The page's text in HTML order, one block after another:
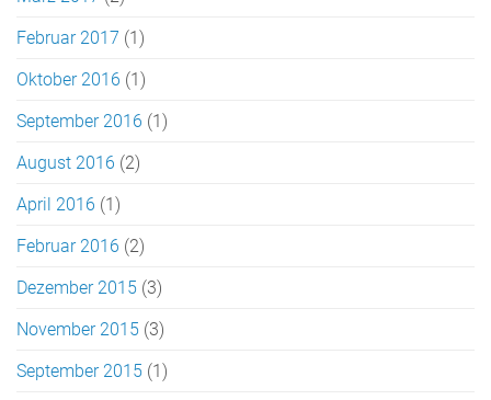
Februar 2017 (1)
Oktober 2016 (1)
September 2016 (1)
August 2016 (2)
April 2016 (1)
Februar 2016 (2)
Dezember 2015 (3)
November 2015 (3)
September 2015 (1)